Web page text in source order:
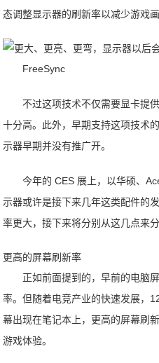
态调整显示器的刷新率以减少游戏画
FreeSync
不过这项技术不仅需要显卡提
十分高。此外，早期支持这项技术
示器早期并没有推广开。
今年的 CES 展上，以华硕、
示器或许是接下来几年这类配件的
率更大，接下来将分别从这几点来分
更高的屏幕刷新率
正如前面提到的，早前的电脑
率。但随着电竞产业的快速发展，
幕出现在笔记本上，更高的屏幕刷
游戏体验。